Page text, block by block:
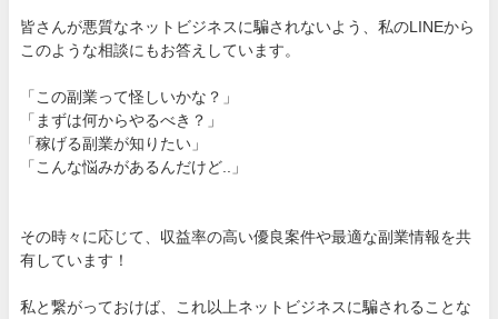
皆さんが悪質なネットビジネスに騙されないよう、私のLINEから
このような相談にもお答えしています。
「この副業って怪しいかな？」
「まずは何からやるべき？」
「稼げる副業が知りたい」
「こんな悩みがあるんだけど..」
その時々に応じて、収益率の高い優良案件や最適な副業情報を共
有しています！
私と繋がっておけば、これ以上ネットビジネスに騙されることな